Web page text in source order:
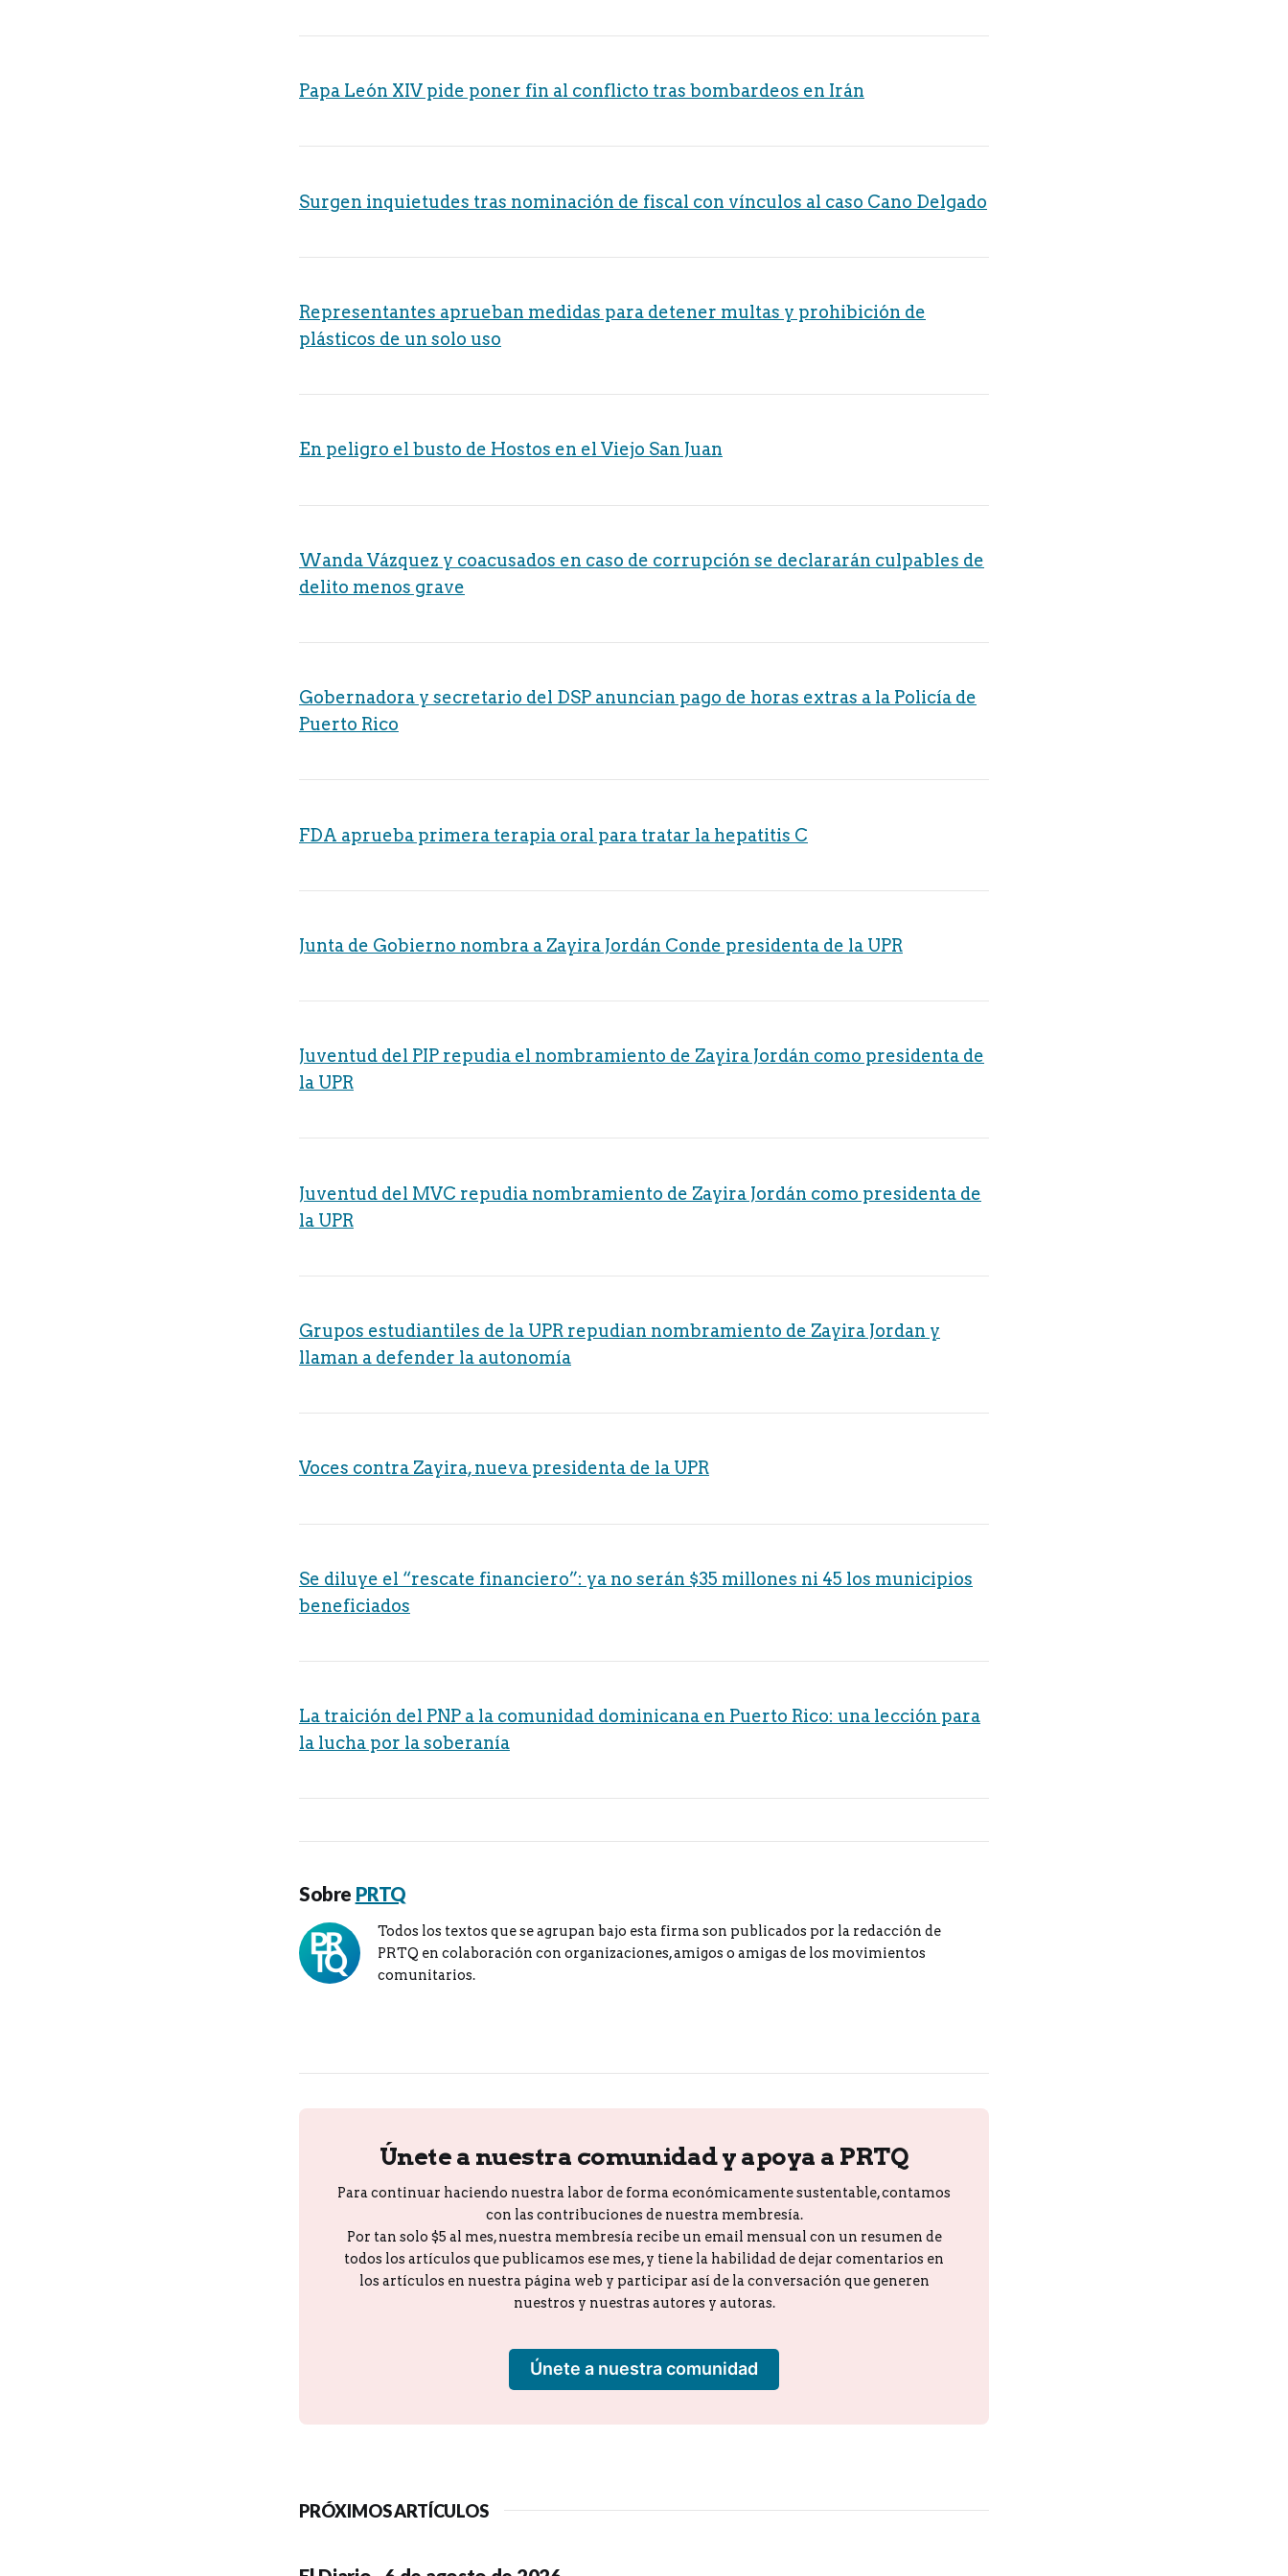
Papa León XIV pide poner fin al conflicto tras bombardeos en Irán
Surgen inquietudes tras nominación de fiscal con vínculos al caso Cano Delgado
Representantes aprueban medidas para detener multas y prohibición de
plásticos de un solo uso
En peligro el busto de Hostos en el Viejo San Juan
Wanda Vázquez y coacusados en caso de corrupción se declararán culpables de
delito menos grave
Gobernadora y secretario del DSP anuncian pago de horas extras a la Policía de
Puerto Rico
FDA aprueba primera terapia oral para tratar la hepatitis C
Junta de Gobierno nombra a Zayira Jordán Conde presidenta de la UPR
Juventud del PIP repudia el nombramiento de Zayira Jordán como presidenta de
la UPR
Juventud del MVC repudia nombramiento de Zayira Jordán como presidenta de
la UPR
Grupos estudiantiles de la UPR repudian nombramiento de Zayira Jordan y
llaman a defender la autonomía
Voces contra Zayira, nueva presidenta de la UPR
Se diluye el “rescate financiero”: ya no serán $35 millones ni 45 los municipios
beneficiados
La traición del PNP a la comunidad dominicana en Puerto Rico: una lección para
la lucha por la soberanía
Sobre PRTQ
Todos los textos que se agrupan bajo esta firma son publicados por la redacción de
PRTQ en colaboración con organizaciones, amigos o amigas de los movimientos
comunitarios.
Únete a nuestra comunidad y apoya a PRTQ
Para continuar haciendo nuestra labor de forma económicamente sustentable, contamos
con las contribuciones de nuestra membresía.
Por tan solo $5 al mes, nuestra membresía recibe un email mensual con un resumen de
todos los artículos que publicamos ese mes, y tiene la habilidad de dejar comentarios en
los artículos en nuestra página web y participar así de la conversación que generen
nuestros y nuestras autores y autoras.
Únete a nuestra comunidad
PRÓXIMOS ARTÍCULOS